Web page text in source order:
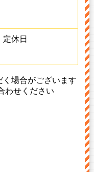
定休日
場合がございます
わせください